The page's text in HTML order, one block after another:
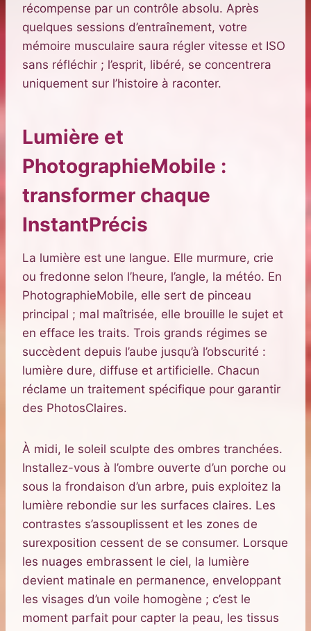
récompense par un contrôle absolu. Après
quelques sessions d’entraînement, votre
mémoire musculaire saura régler vitesse et ISO
sans réfléchir ; l’esprit, libéré, se concentrera
uniquement sur l’histoire à raconter.
Lumière et
PhotographieMobile :
transformer chaque
InstantPrécis
La lumière est une langue. Elle murmure, crie
ou fredonne selon l’heure, l’angle, la météo. En
PhotographieMobile, elle sert de pinceau
principal ; mal maîtrisée, elle brouille le sujet et
en efface les traits. Trois grands régimes se
succèdent depuis l’aube jusqu’à l’obscurité :
lumière dure, diffuse et artificielle. Chacun
réclame un traitement spécifique pour garantir
des PhotosClaires.
À midi, le soleil sculpte des ombres tranchées.
Installez-vous à l’ombre ouverte d’un porche ou
sous la frondaison d’un arbre, puis exploitez la
lumière rebondie sur les surfaces claires. Les
contrastes s’assouplissent et les zones de
surexposition cessent de se consumer. Lorsque
les nuages embrassent le ciel, la lumière
devient matinale en permanence, enveloppant
les visages d’un voile homogène ; c’est le
moment parfait pour capter la peau, les tissus